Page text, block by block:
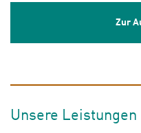
Zur
Unsere